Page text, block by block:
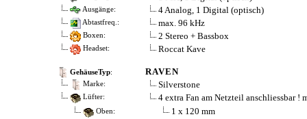
Ausgänge: 4 Analog, 1 Digital (optisch)
Abtastfreq.: max. 96 kHz
Boxen: 2 Stereo + Bassbox
Headset: Roccat Kave
GehäuseTyp: RAVEN
Marke: Silverstone
Lüfter: 4 extra Fan am Netzteil anschliessbar !
Oben: 1 x 120 mm